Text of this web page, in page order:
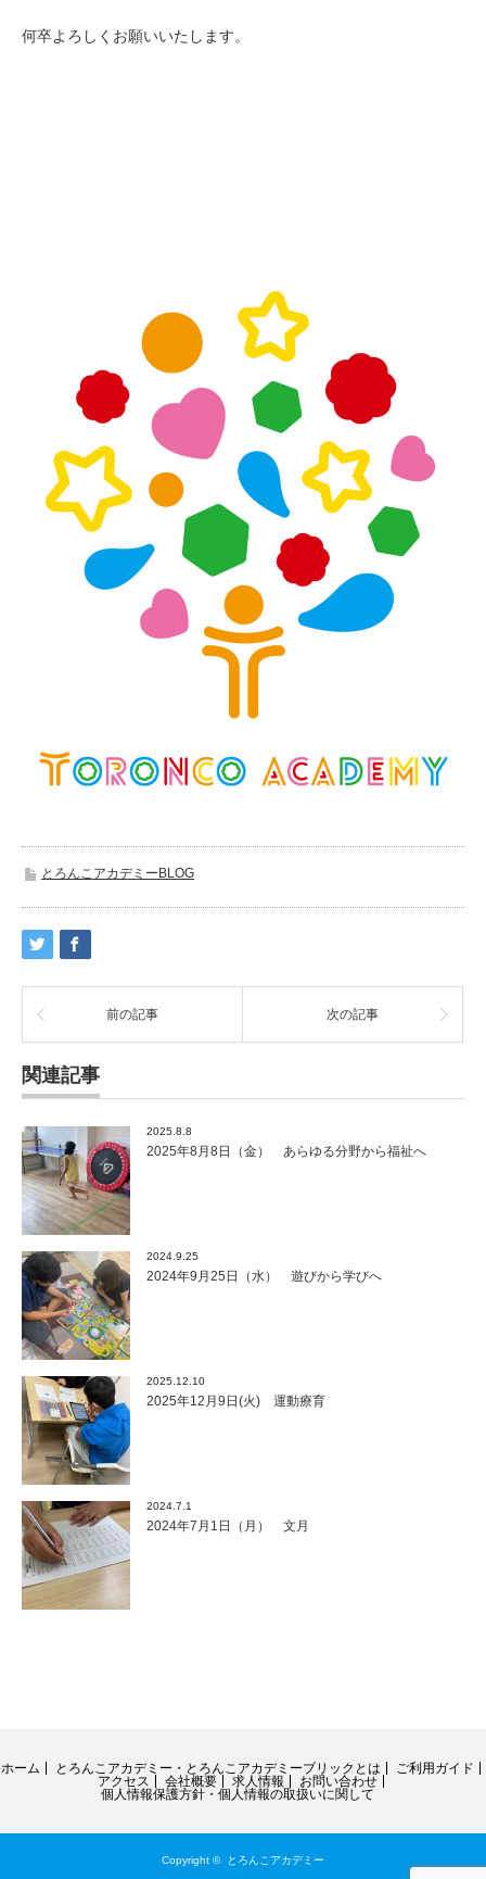
何卒よろしくお願いいたします。
とろんこアカデミーBLOG
前の記事 次の記事
関連記事
2025.8.8
2025年8月8日（金） あらゆる分野から福祉へ
2024.9.25
2024年9月25日（水） 遊びから学びへ
2025.12.10
2025年12月9日(火) 運動療育
2024.7.1
2024年7月1日（月） 文月
ホーム とろんこアカデミー・とろんこアカデミーブリックとは
ご利用ガイド
アクセス
会社概要 求人情報
お問い合わせ
個人情報保護方針・個人情報の取扱いに関して
Copyright © とろんこアカデミー